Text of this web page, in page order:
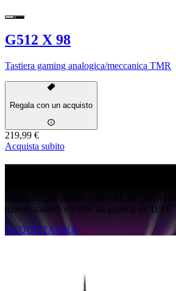
G512 X 98
Tastiera gaming analogica/meccanica TMR
Regala con un acquisto
219,99 €
Acquista subito
Tappetino per mouse G840 XL IN
mouse, tastiera o cuffie da gaming da 119 €
ACQUISTA ORA